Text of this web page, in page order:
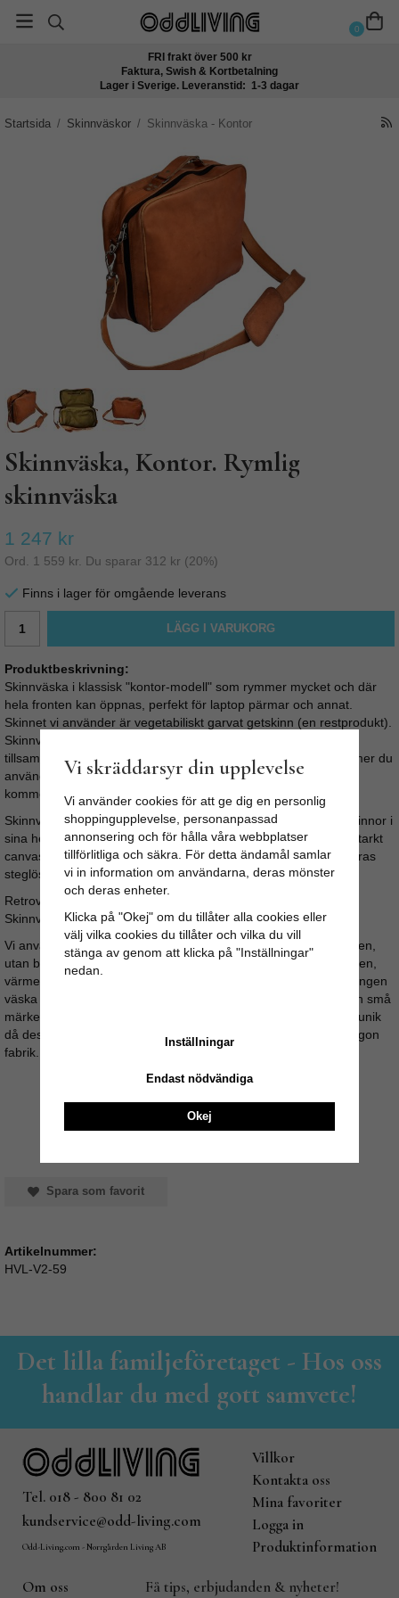
0
FRI frakt över 500 kr
Faktura, Swish & Kortbetalning
Lager i Sverige. Leveranstid: 1-3 dagar
Startsida / Skinnväskor / Skinnväska - Kontor
Skinnväska, Kontor. Rymlig
skinnväska
1 247 kr
Ord. 1 559 kr . Du sparar 312 kr (20%)
Finns i lager för omgående leverans
LÄGG I VARUKORG
Produktbeskrivning:
Skinnväska i klassisk "kontor-modell" som rymmer mycket och där
hela fronten kan öppnas, perfekt för laptop pärmar och annat.
Skinnet vi använder är vegetabiliskt garvat getskinn (en restprodukt).
Skinnväskan är gjord för att hålla i många år, så ni kan åldras
tillsammans. Skinnväskan blir bara snyggare och snyggare ju mer du
använder den, med tiden så mörknar skinnet och skinnväskan
kommer få en riktigt snygg patina.
Skinnväskan och alla våra skinnväskor är sydda för hand av kvinnor i
sina hem, i Jodhpur, Indien. Skinnväskans insida är klädd i slitstarkt
canvastyg i matt olivgrön färg. Skinnväskans axelrem kan justeras
steglöst till en maxlängd av ca 140cm.
Retroväskans mått: Bredd: 40cm - Höjd: 30cm - Djup: 12cm
Skinnväskan har kvalitetsdragkedja ifrån YKK.
Vi använder inga skadliga kemikalier under beredningsprocessen,
utan bara naturliga ämnen. Såsom vegetabilisk olja, salt, kalksten,
värme och torkprocess med hjälp av solens värmande strålar. Ingen
väska är den andra lik, färgskiftningar kan förekomma och även små
märken ifrån skinnberedningen. Allt detta gör varje skinnväska unik
då dessa väskor är handgjorda och inte massproducerade i någon
fabrik.
Spara som favorit
Artikelnummer:
HVL-V2-59
Det lilla familjeföretaget - Hos oss
handlar du med gott samvete!
Tel. 018 - 800 81 02
kundservice@odd-living.com
Odd-Living.com - Norrgården Living AB
Villkor
Kontakta oss
Mina favoriter
Logga in
Produktinformation
Om oss Få tips, erbjudanden & nyheter!
Vi skräddarsyr din upplevelse
Vi använder cookies för att ge dig en personlig
shoppingupplevelse, personanpassad
annonsering och för hålla våra webbplatser
tillförlitliga och säkra. För detta ändamål samlar
vi in information om användarna, deras mönster
och deras enheter.
Klicka på "Okej" om du tillåter alla cookies eller
välj vilka cookies du tillåter och vilka du vill
stänga av genom att klicka på "Inställningar"
nedan.
Inställningar
Endast nödvändiga
Okej